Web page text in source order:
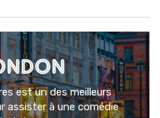
est un des meilleurs
assister à une comédie